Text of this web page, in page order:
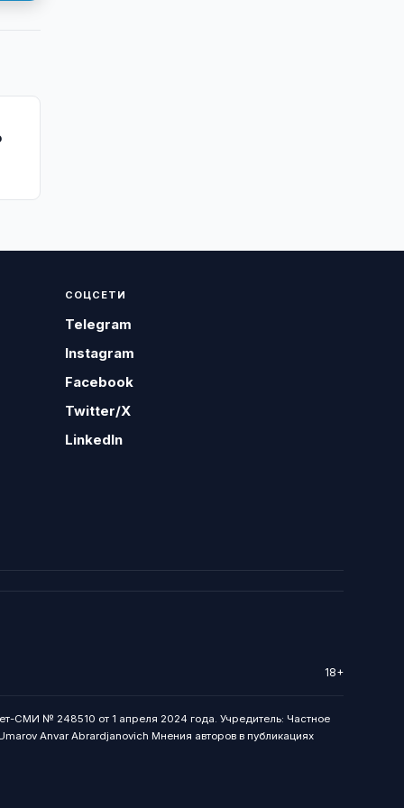
СОЦСЕТИ
Telegram
Instagram
Facebook
Twitter/X
LinkedIn
18+
СМИ № 248510 от 1 апреля 2024 года. Учредитель: Частное
Anvar Abrardjanovich Мнения авторов в публикациях